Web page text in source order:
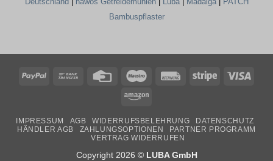
Bambuspflaster
PayPal
Bank
Credit
Maestro RechungStripe
Amazon
IMPRESSUM AGB WIDERRUFSBELEHRUNG
DATENSCHUTZ
HÄNDLER AGB
ZAHLUNGSOPTIONEN
PARTNER PROGRAMM
VERTRAG WIDERRUFEN
Copyright 2026 © LUBA GmbH